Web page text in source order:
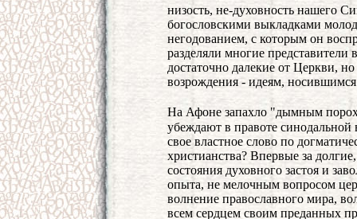
низость, не-духовность нашего
богословскими выкладками
негодованием, с которым он
разделяли многие
достаточно далекие от Церкви,
возрождения - идеям,
На Афоне запахло "дымным
убеждают в правоте
свое властное слово по
христианства? Впервые за
состояния духовного застоя и
опыта, не мелочным вопросом
волнение православного мира,
всем сердцем своим преданных